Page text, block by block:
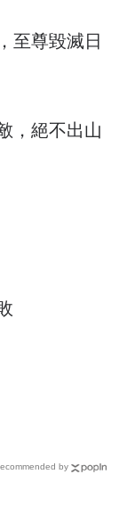
至尊毀滅日
，絕不出山
by